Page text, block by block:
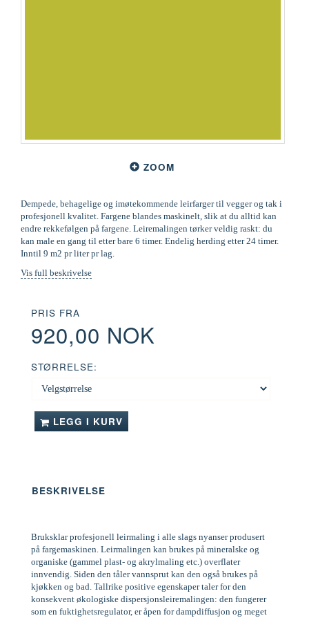
ZOOM
Dempede, behagelige og imøtekommende leirfarger til vegger og tak i
profesjonell kvalitet. Fargene blandes maskinelt, slik at du alltid kan
endre rekkefølgen på fargene. Leiremalingen tørker veldig raskt: du
kan male en gang til etter bare 6 timer. Endelig herding etter 24 timer.
Inntil 9 m2 pr liter pr lag.
Vis full beskrivelse
PRIS FRA
920,00 NOK
STØRRELSE:
LEGG I KURV
BESKRIVELSE
Bruksklar profesjonell leirmaling i alle slags nyanser produsert
på fargemaskinen. Leirmalingen kan brukes på mineralske og
organiske (gammel plast- og akrylmaling etc.) overflater
innvendig. Siden den tåler vannsprut kan den også brukes på
kjøkken og bad. Tallrike positive egenskaper taler for den
konsekvent økologiske dispersjonsleiremalingen: den fungerer
som en fuktighetsregulator, er åpen for dampdiffusjon og meget